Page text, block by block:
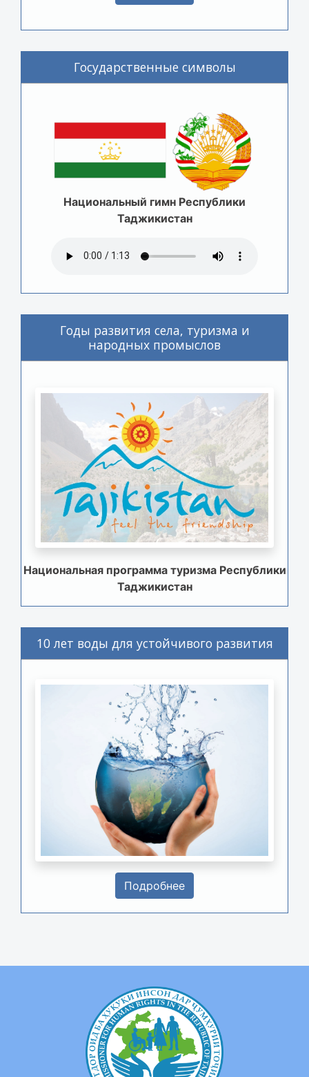
Государственные символы
Национальный гимн Республики
Таджикистан
Годы развития села, туризма и
народных промыслов
Национальная программа туризма Республики
Таджикистан
10 лет воды для устойчивого развития
Подробнее